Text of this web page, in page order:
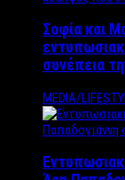
Σοφία και
συνέπεια
MEDIA/